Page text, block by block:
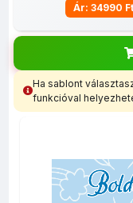
Ár: 34990 Ft
Egyedi Selfie
keret -
100x133cm
Ha sablont
funkcióval